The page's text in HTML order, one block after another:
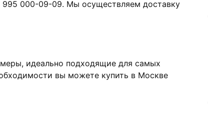
995 000-09-09. Мы осуществляем доставку
идеально подходящие для самых
вы можете купить в Москве